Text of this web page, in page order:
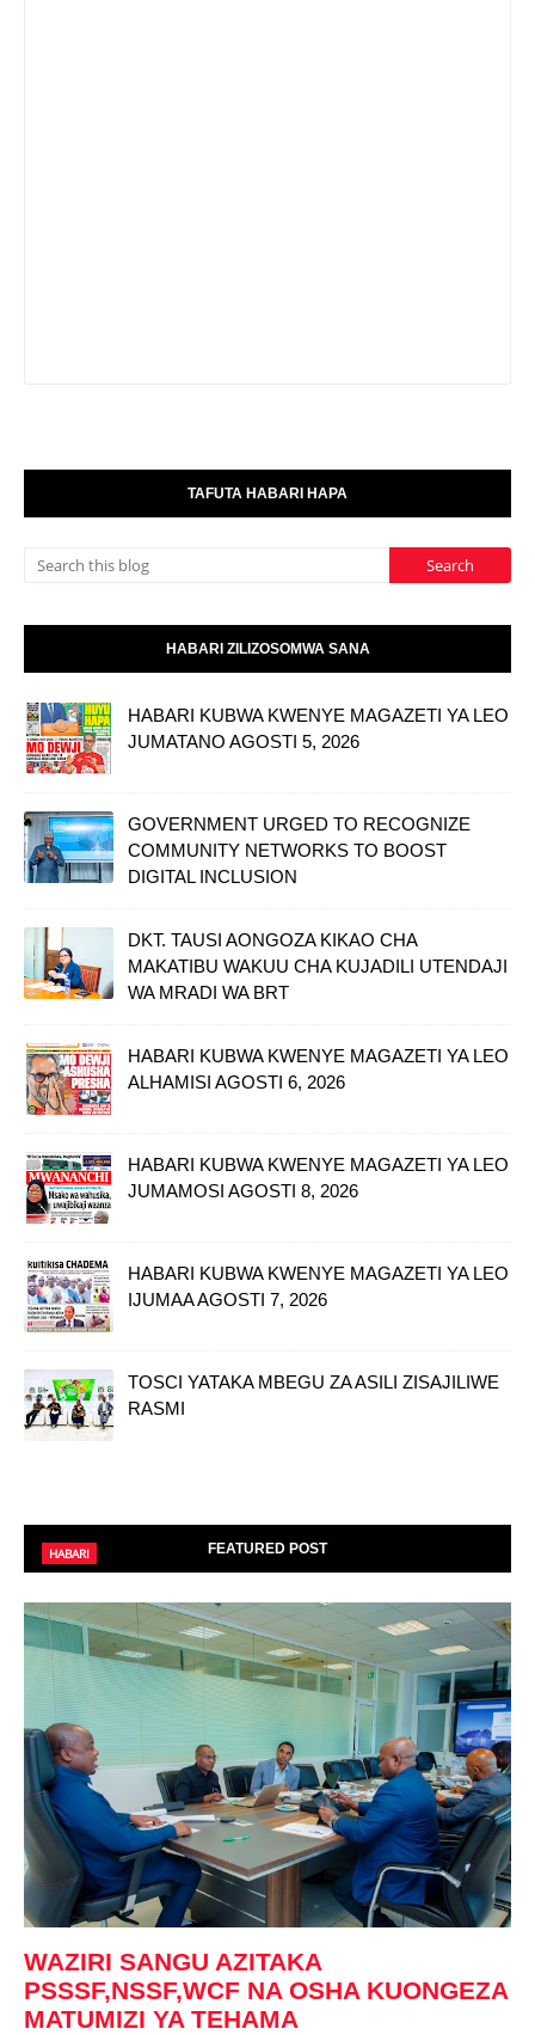
TAFUTA HABARI HAPA
HABARI ZILIZOSOMWA SANA
HABARI KUBWA KWENYE MAGAZETI YA LEO
JUMATANO AGOSTI 5, 2026
GOVERNMENT URGED TO RECOGNIZE
COMMUNITY NETWORKS TO BOOST
DIGITAL INCLUSION
DKT. TAUSI AONGOZA KIKAO CHA
MAKATIBU WAKUU CHA KUJADILI UTENDAJI
WA MRADI WA BRT
HABARI KUBWA KWENYE MAGAZETI YA LEO
ALHAMISI AGOSTI 6, 2026
HABARI KUBWA KWENYE MAGAZETI YA LEO
JUMAMOSI AGOSTI 8, 2026
HABARI KUBWA KWENYE MAGAZETI YA LEO
IJUMAA AGOSTI 7, 2026
TOSCI YATAKA MBEGU ZA ASILI ZISAJILIWE
RASMI
FEATURED POST
HABARI
WAZIRI SANGU AZITAKA
PSSSF,NSSF,WCF NA OSHA KUONGEZA
MATUMIZI YA TEHAMA